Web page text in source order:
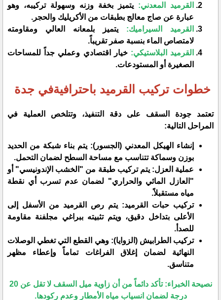
القرميد المعدني: يتميز بخفة وزنه وسهولة تركيبه، وهو
عبارة عن صاج معالج بطبقات من الأكريليك والحجر.
القرميد السيراميك: يتميز بلمعانه العالي ومقاومته
لامتصاص الماء بنسبة صفر تقريباً.
القرميد البلاستيكي: خيار اقتصادي وعملي جداً للمساحات
الصغيرة أو المستودعات.
​خطوات تركيب القرميد باحترافيةفي جدة
​تعتمد جودة السقف على دقة التنفيذ، وتتلخص العملية في
المراحل التالية:
​إنشاء الهيكل المعدني (الجسور): يتم بناء شبكة من الحديد
بوزن وسماكة تتناسب مع مساحة السطح لضمان التحمل.
​عملية العزل: يتم تركيب طبقة من "الخشب الإندونيسي" أو
"العازل المائي والحراري" لضمان عدم تسرب أي نقطة
مياه مستقبلاً.
​تركيب حبات القرميد: يتم رص القرميد من الأسفل إلى
الأعلى بتداخل دقيق، ويتم تثبيته ببراغي مجلفنة مقاومة
للصدأ.
​تركيب الطرابيش (الزوايا): وهي القطع التي تغطي الوصلات
النهائية لضمان إغلاق الفراغات تماماً وإعطاء مظهر
متناسق.
​نصيحة الخبراء: تأكد دائماً من أن زاوية ميل السقف لا تقل عن 20
درجة لضمان انسياب مياه الأمطار وعدم ركودها.